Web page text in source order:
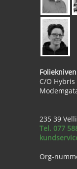
C/O
235 39
Tel. 077
Org-